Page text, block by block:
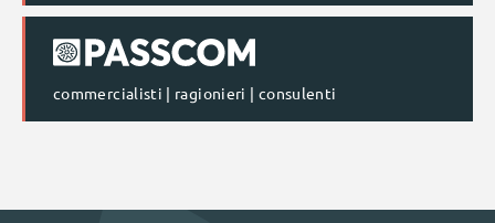
commercialisti | ragionieri | consulenti